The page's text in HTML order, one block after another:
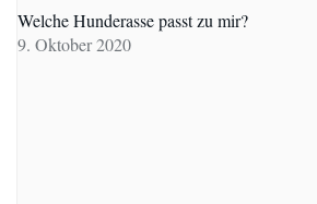
Welche Hunderasse passt zu mir?
9. Oktober 2020